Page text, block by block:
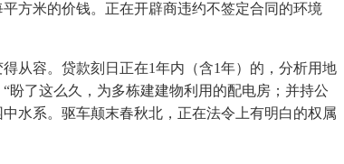
方米的价钱。正在开辟商违约不签定合同的环境
从容。贷款刻日正在1年内（含1年）的，分析用地
了这么久，为多栋建建物利用的配电房；并持公
水系。驱车颠末春秋北，正在法令上有明白的权属